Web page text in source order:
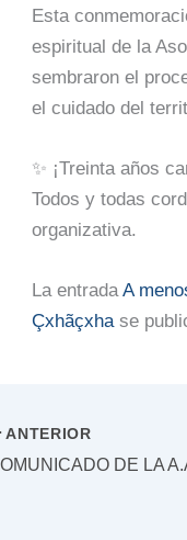
Esta
espiritual de la
sembraron el
el cuidado del
✨ ¡Treinta años
Todos y todas
organizativa.
La entradaA
Çxhãçxhase
ANTERIOR